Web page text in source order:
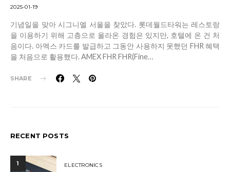
2025-01-19
기념일을 맞아 시그니엘 서울을 찾았다. 롯데월드타워는 레스토랑
을 이용하기 위해 고층으로 올라온 경험은 있지만, 호텔에 온 건 처
음이다. 아멕스 카드를 발급하고 그동안 사용하지 못했던 FHR 혜택
을 처음으로 활용했다. AMEX FHR FHR(Fine…
SHARE
RECENT POSTS
1 ELECTRONICS